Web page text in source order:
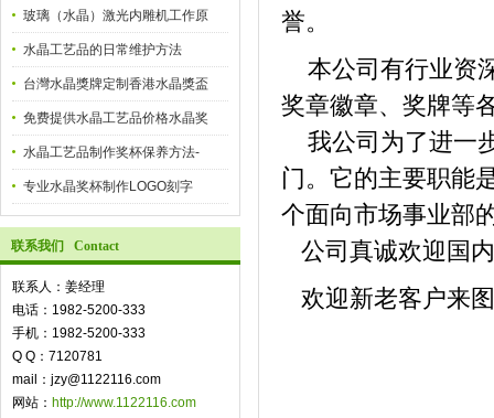
玻璃（水晶）激光内雕机工作原
水晶工艺品的日常维护方法
台灣水晶獎牌定制香港水晶獎盃
免费提供水晶工艺品价格水晶奖
水晶工艺品制作奖杯保养方法-
专业水晶奖杯制作LOGO刻字
联系我们 Contact
联系人：姜经理
电话：1982-5200-333
手机：1982-5200-333
Q Q：7120781
mail：jzy@1122116.com
网站： http://www.1122116.com
誉。
本公司有行业资
奖章徽章、奖牌等
我公司为了进一
门。它的主要职能
个面向市场事业部
公司真诚欢迎国
欢迎新老客户来